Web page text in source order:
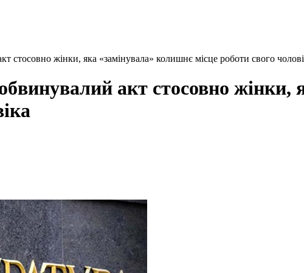
стосовно жінки, яка «замінувала» колишнє місце роботи свого
акт стосовно жінки,